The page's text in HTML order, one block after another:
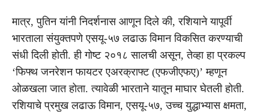
मात्र, पुतिन यांनी निदर्शनास आणून दिले की, रशियाने यापूर्वी
भारताला संयुक्तपणे एसयू-५७ लढाऊ विमान विकसित करण्याची
संधी दिली होती. ही गोष्ट २०१८ सालची असून, तेव्हा हा प्रकल्प
‘फिफ्थ जनरेशन फायटर एअरक्राफ्ट (एफजीएफए)’ म्हणून
ओळखला जात होता. त्यावेळी भारताने यातून माघार घेतली होती.
रशियाचे प्रमुख लढाऊ विमान, एसयू-५७, उच्च युद्धाभ्यास क्षमता,